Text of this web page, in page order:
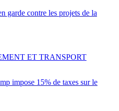
garde contre les projets de la
impose 15% de taxes sur le
ET TRANSPORT